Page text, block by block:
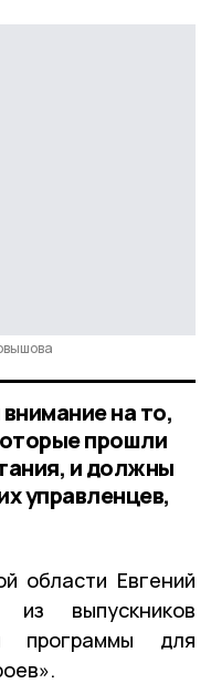
на то,
прошли
и должны
управленцев,
области Евгений
выпускников
программы для